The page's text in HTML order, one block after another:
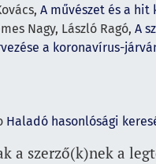
A művészet és a
Nagy, László Ragó, A
a koronavírus-
Haladó hasonlósági
a szerző(k)nek a